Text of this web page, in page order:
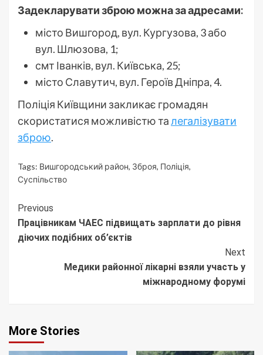
Задекларувати зброю можна за адресами:
місто Вишгород, вул. Кургузова, 3 або
вул. Шлюзова, 1;
смт Іванків, вул. Київська, 25;
місто Славутич, вул. Героїв Дніпра, 4.
Поліція Київщини закликає громадян
скористатися можливістю талегалізувати
зброю.
Tags: Вишгородський район, Зброя, Поліція,
Суспільство
Continue
Reading
Previous
Працівникам ЧАЕС підвищать зарплати до рівня
діючих подібних об’єктів
Next
Медики районної лікарні взяли участь у
міжнародному форумі
More Stories